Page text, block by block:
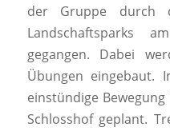
der Gruppe durch
Landschaftsparks
gegangen. Dabei
Übungen eingebaut.
einstündige
Schlosshof geplant.